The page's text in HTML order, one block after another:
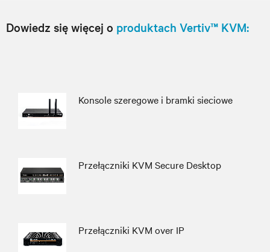
Dowiedz się więcej o produktach Vertiv™ KVM:
Konsole szeregowe i bramki sieciowe
Przełączniki KVM Secure Desktop
Przełączniki KVM over IP